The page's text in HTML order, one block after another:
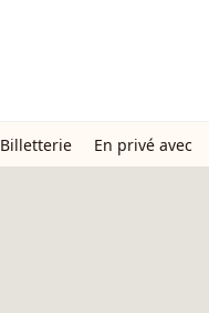
Billetterie En privé avec